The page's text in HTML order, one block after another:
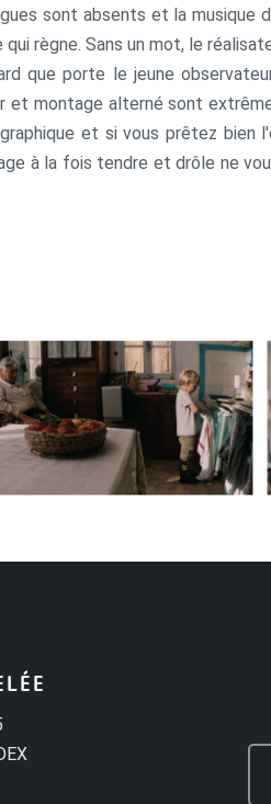
sont absents et la musique
règne. Sans un mot, le
que porte le jeune
et montage alterné sont
et si vous prêtez bien
à la fois tendre et drôle ne